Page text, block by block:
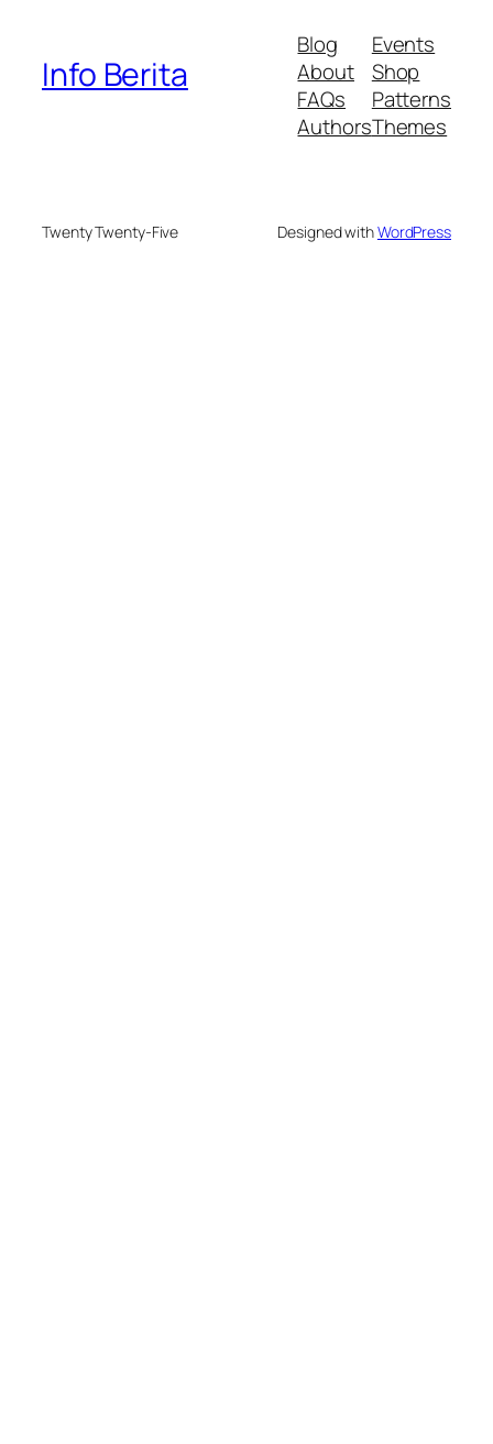
Info Berita
Blog
About
FAQs
Authors
Events
Shop
Patterns
Themes
Twenty Twenty-Five Designed withWordPress